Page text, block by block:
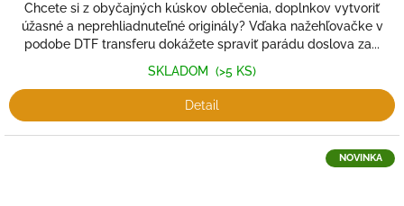
Chcete si z obyčajných kúskov oblečenia, doplnkov vytvoriť
úžasné a neprehliadnuteľné originály? Vďaka nažehľovačke v
podobe DTF transferu dokážete spraviť parádu doslova za...
SKLADOM (>5 KS)
Detail
NOVINKA